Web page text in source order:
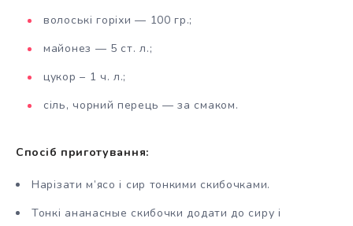
волоські горіхи — 100 гр.;
майонез — 5 ст. л.;
цукор – 1 ч. л.;
сіль, чорний перець — за смаком.
Спосіб приготування:
Нарізати м’ясо і сир тонкими скибочками.
Тонкі ананасные скибочки додати до сиру і